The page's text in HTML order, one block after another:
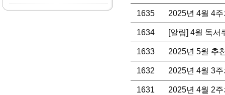
1635 2025년 4월 4
1634 [알림] 4월 독서
1633 2025년 5월 추
1632 2025년 4월 3
1631 2025년 4월 2